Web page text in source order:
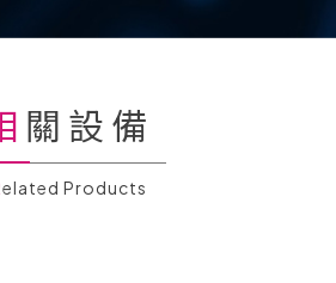
相關設備
Related Products